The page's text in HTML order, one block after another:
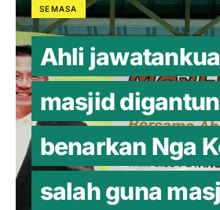
SEMASA
Ahli
masjid
benarkan Nga
salah guna